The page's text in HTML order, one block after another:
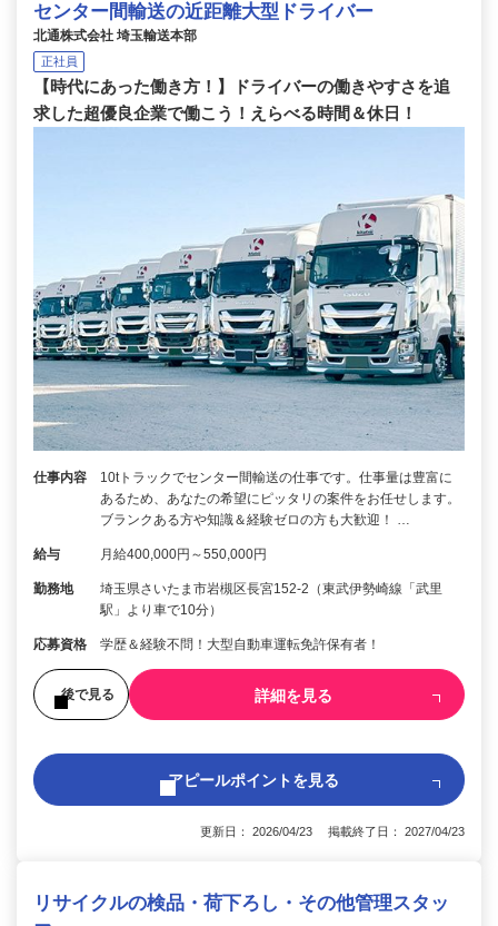
センター間輸送の近距離大型ドライバー
北通株式会社 埼玉輸送本部
正社員
【時代にあった働き方！】ドライバーの働きやすさを追
求した超優良企業で働こう！えらべる時間＆休日！
仕事内容
10tトラックでセンター間輸送の仕事です。仕事量は豊富に
あるため、あなたの希望にピッタリの案件をお任せします。
ブランクある方や知識＆経験ゼロの方も大歓迎！ …
給与 月給400,000円～550,000円
勤務地
埼玉県さいたま市岩槻区長宮152-2（東武伊勢崎線「武里
駅」より車で10分）
応募資格 学歴＆経験不問！大型自動車運転免許保有者！
後で見る 詳細を見る
アピールポイントを見る
更新日： 2026/04/23 掲載終了日： 2027/04/23
リサイクルの検品・荷下ろし・その他管理スタッ